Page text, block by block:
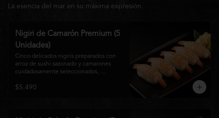
La esencia del mar en su máxima expresión.
Nigiri de Camarón Premium (5
Unidades)
Cinco delicados nigiris preparados con
arroz de sushi sazonado y camarones
cuidadosamente seleccionados,
Su textura suave, frescura y sabor natural
$5.490